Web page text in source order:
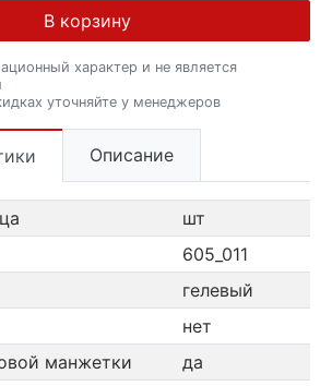
В корзину
характер и не является
уточняйте у менеджеров
Описание
шт
605_011
гелевый
нет
манжетки
да